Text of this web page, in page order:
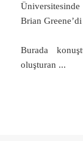
Brian
Burada
oluşturan ...